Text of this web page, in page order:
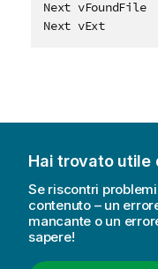
Next vFoundFile
Next vExt
Hai trovato utile
Se riscontri
contenuto – un
mancante o un
sapere!